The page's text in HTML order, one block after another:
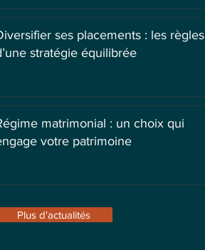
ses placements : les règles
stratégie équilibrée
matrimonial : un choix qui
votre patrimoine
Plus d'actualités